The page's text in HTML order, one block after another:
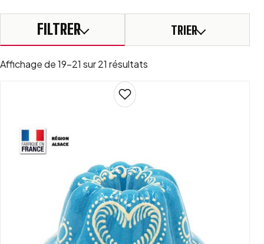
FILTRER TRIER
Affichage de 19–21 sur 21 résultats